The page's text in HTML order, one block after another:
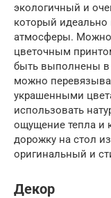
экологичный и
который идеально
атмосферы. Можно
цветочным
быть выполнены в
можно
украшенными
использовать
ощущение тепла и
дорожку на стол
оригинальный и
Декор